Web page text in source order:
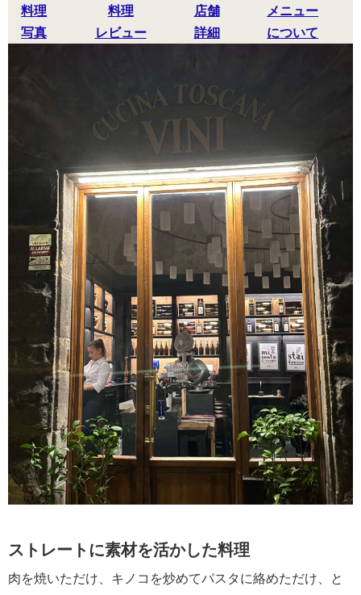
料理
写真
料理
レビュー
店舗
詳細
メニュー
について
ストレートに素材を活かした料理
肉を焼いただけ、キノコを炒めてパスタに絡めただけ、と